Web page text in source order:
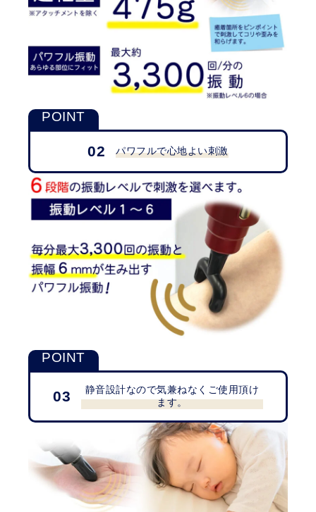
02 パワフルで心地よい刺激
03
静音設計なので気兼ねなくご使用頂け
ます。